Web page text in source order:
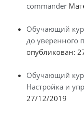
commander
Обучающий
до уверенного
опубликован:
Обучающий
Настройка и
27/12/2019